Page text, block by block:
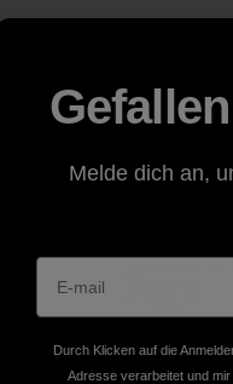
Simple
Good
2 Min.
Melde dich an,
Durch Klicken auf die
Adresse verarbeitet und